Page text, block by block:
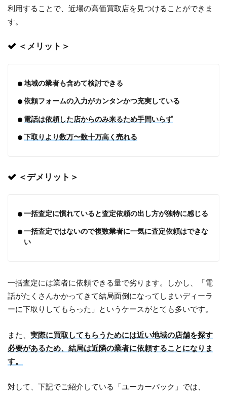
利用することで、近場の高価買取店を見つけることができま
す。
＜メリット＞
地域の業者も含めて検討できる
依頼フォームの入力がカンタンかつ充実している
電話は依頼した店からのみ来るため手間いらず
下取りより数万〜数十万高く売れる
＜デメリット＞
一括査定に慣れていると査定依頼の出し方が独特に感じる
一括査定ではないので複数業者に一気に査定依頼はできな
い
一括査定には業者に依頼できる量で劣ります。しかし、「電
話がたくさんかかってきて結局面倒になってしまいディーラ
ーに下取りしてもらった」というケースがとても多いです。
また、実際に買取してもらうためには近い地域の店舗を探す
必要があるため、結局は近隣の業者に依頼することになりま
す。
対して、下記でご紹介している「ユーカーパック」では、